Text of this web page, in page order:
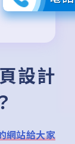
設計
網站給大家